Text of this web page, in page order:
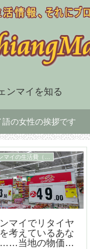
ンマイを知る
語の女性の挨拶です
スーパー、デパート、ショッピングセンター
マイ最大の高級
ッピングセンタ
ントラルフェス